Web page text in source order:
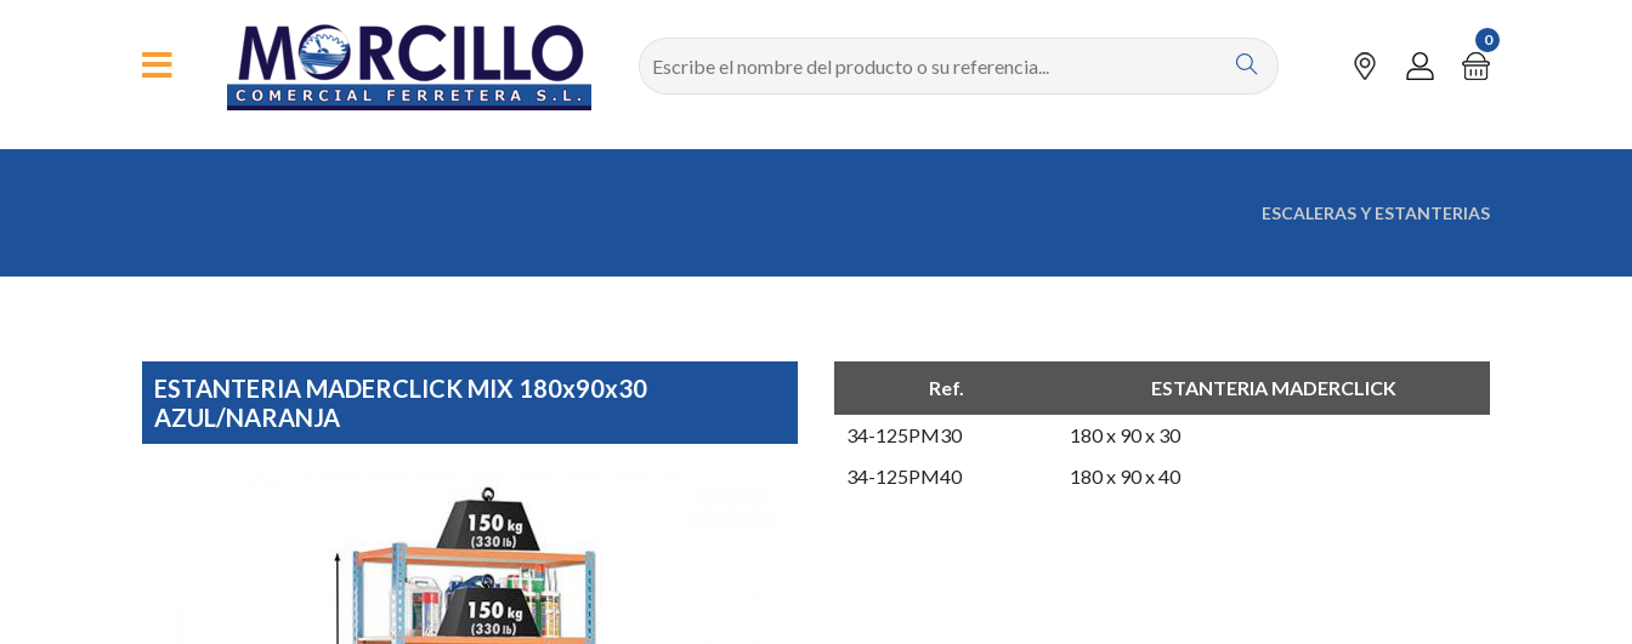
0
ESCALERAS Y ESTANTERIAS
ESTANTERIA MADERCLICK MIX 180x90x30
AZUL/NARANJA
Ref. ESTANTERIA MADERCLICK
34-125PM30
180 x 90 x 30
34-125PM40
180 x 90 x 40